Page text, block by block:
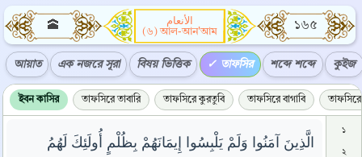
🕋
الأنعام
(৬) আল-আন'আম
১৬৫
আয়াত এক নজরে সূরা বিষয় ভিত্তিক তাফসির শব্দে শব্দে কুইজ
ইবন কাসির তাফসিরে তাবারি তাফসিরে কুরতুবি তাফসিরে বাগাবি তাফসিরে
الَّذِينَ آمَنُوا وَلَمْ يَلْبِسُوا إِيمَانَهُمْ بِظُلْمٍ أُولَئِكَ لَهُمُ
১
২